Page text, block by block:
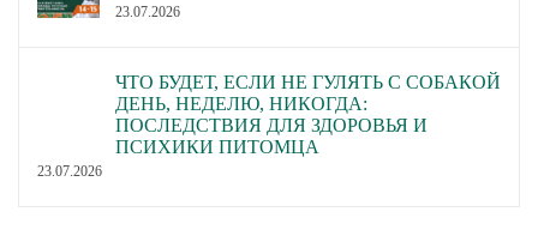
23.07.2026
ЧТО БУДЕТ, ЕСЛИ НЕ ГУЛЯТЬ С СОБАКОЙ
ДЕНЬ, НЕДЕЛЮ, НИКОГДА:
ПОСЛЕДСТВИЯ ДЛЯ ЗДОРОВЬЯ И
ПСИХИКИ ПИТОМЦА
23.07.2026